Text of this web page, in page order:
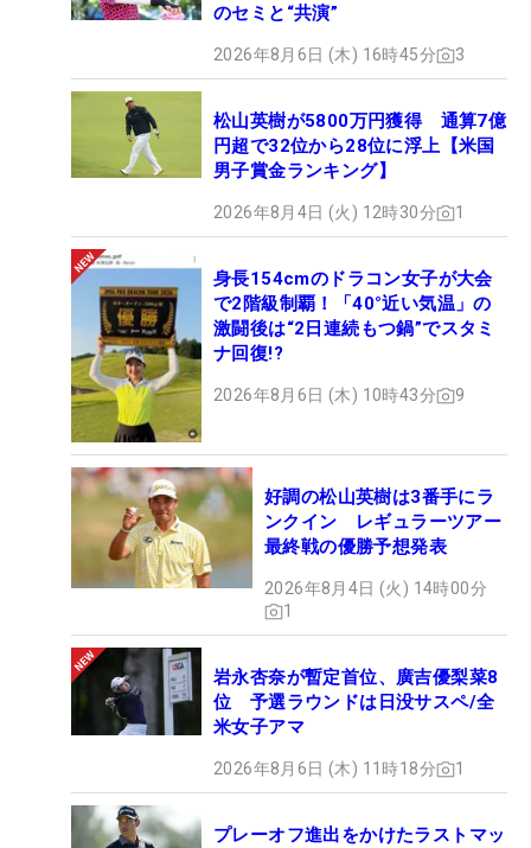
のセミと“共演”
2026年8月6日 (木) 16時45分 3
松山英樹が5800万円獲得 通算7億
円超で32位から28位に浮上【米国
男子賞金ランキング】
2026年8月4日 (火) 12時30分 1
身長154cmのドラコン女子が大会
で2階級制覇！「40°近い気温」の
激闘後は“2日連続もつ鍋”でスタミ
ナ回復!?
2026年8月6日 (木) 10時43分 9
好調の松山英樹は3番手にラ
ンクイン レギュラーツアー
最終戦の優勝予想発表
2026年8月4日 (火) 14時00分
1
岩永杏奈が暫定首位、廣吉優梨菜8
位 予選ラウンドは日没サスペ/全
米女子アマ
2026年8月6日 (木) 11時18分 1
プレーオフ進出をかけたラストマッ